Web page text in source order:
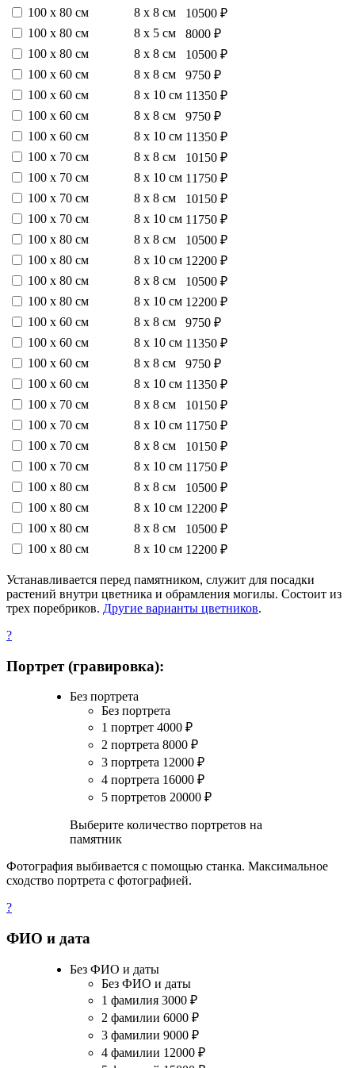
100 х 80 см
8 х 8 см
10500 ₽
100 х 80 см
8 х 5 см
8000 ₽
100 х 80 см
8 х 8 см
10500 ₽
100 х 60 см
8 х 8 см
9750 ₽
100 х 60 см
8 х 10 см 11350 ₽
100 х 60 см
8 х 8 см
9750 ₽
100 х 60 см
8 х 10 см 11350 ₽
100 х 70 см
8 х 8 см
10150 ₽
100 х 70 см
8 х 10 см 11750 ₽
100 х 70 см
8 х 8 см
10150 ₽
100 х 70 см
8 х 10 см 11750 ₽
100 х 80 см
8 х 8 см
10500 ₽
100 х 80 см
8 х 10 см 12200 ₽
100 х 80 см
8 х 8 см
10500 ₽
100 х 80 см
8 х 10 см 12200 ₽
100 х 60 см
8 х 8 см
9750 ₽
100 х 60 см
8 х 10 см 11350 ₽
100 х 60 см
8 х 8 см
9750 ₽
100 х 60 см
8 х 10 см 11350 ₽
100 х 70 см
8 х 8 см
10150 ₽
100 х 70 см
8 х 10 см 11750 ₽
100 х 70 см
8 х 8 см
10150 ₽
100 х 70 см
8 х 10 см 11750 ₽
100 х 80 см
8 х 8 см
10500 ₽
100 х 80 см
8 х 10 см 12200 ₽
100 х 80 см
8 х 8 см
10500 ₽
100 х 80 см
8 х 10 см 12200 ₽
Устанавливается перед памятником, служит для посадки
растений внутри цветника и обрамления могилы. Состоит из
трех поребриков. Другие варианты цветников.
?
Портрет (гравировка):
Без портрета
Без портрета
1 портрет 4000 ₽
2 портрета 8000 ₽
3 портрета 12000 ₽
4 портрета 16000 ₽
5 портретов 20000 ₽
Выберите количество портретов на
памятник
Фотография выбивается с помощью станка. Максимальное
сходство портрета с фотографией.
?
ФИО и дата
Без ФИО и даты
Без ФИО и даты
1 фамилия 3000 ₽
2 фамилии 6000 ₽
3 фамилии 9000 ₽
4 фамилии 12000 ₽